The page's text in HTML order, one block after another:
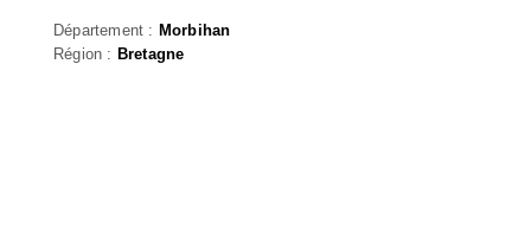
Département : Morbihan
Région : Bretagne